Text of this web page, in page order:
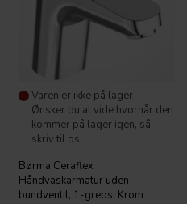
Varen er ikke på lager -
Ønsker du at vide hvornår den
kommer på lager igen, så
skriv til os
Børma Ceraflex
Håndvaskarmatur uden
bundventil, 1-grebs. Krom